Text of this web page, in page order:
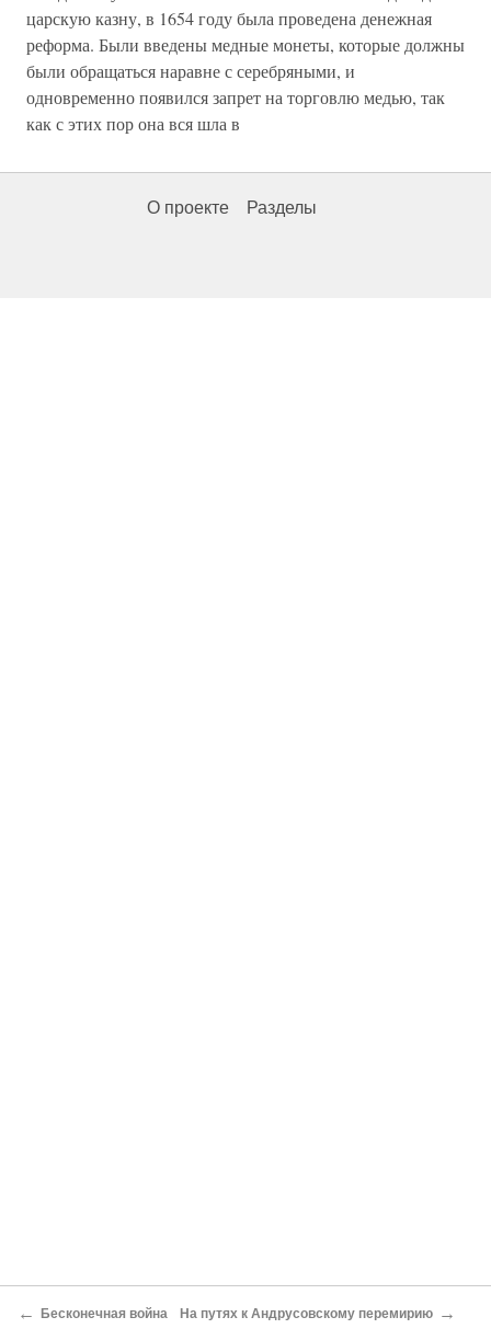
царскую казну, в 1654 году была проведена денежная
реформа. Были введены медные монеты, которые должны
были обращаться наравне с серебряными, и
одновременно появился запрет на торговлю медью, так
как с этих пор она вся шла в
О проекте Разделы
← Бесконечная война На путях к Андрусовскому перемирию →